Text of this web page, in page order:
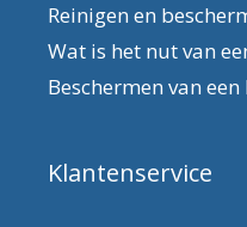
Reinigen en
Wat is het nut van
Beschermen van
Klantenservice